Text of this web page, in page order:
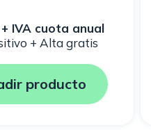
+ IVA cuota anual
+ Alta gratis
producto